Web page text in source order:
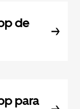
de
para